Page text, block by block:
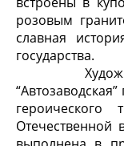
розовым
славная
государства.
Отечественной